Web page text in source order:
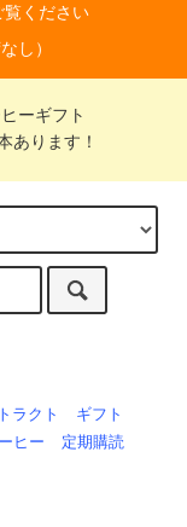
覧ください
し）
ーギフト
あります！
トラクト
ギフト
ヒー
定期購読